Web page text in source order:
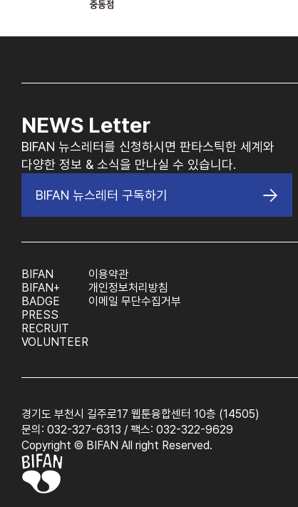
NEWS Letter
BIFAN 뉴스레터를 신청하시면 판타스틱한 세계와
다양한 정보 & 소식을 만나실 수 있습니다.
BIFAN 뉴스레터 구독하기
BIFAN
BIFAN+
BADGE
PRESS
RECRUIT
VOLUNTEER
이용약관
개인정보처리방침
이메일 무단수집거부
경기도 부천시 길주로17 웹툰융합센터 10층 (14505)
문의: 032-327-6313 / 팩스: 032-322-9629
Copyright © BIFAN All right Reserved.